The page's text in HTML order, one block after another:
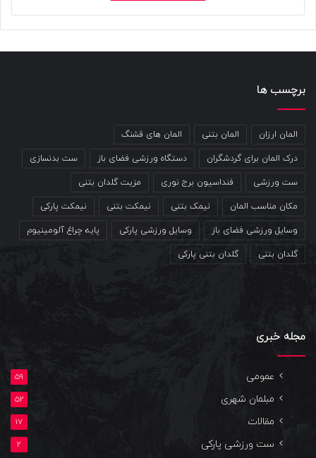
برچسب ها
المان ارزان المان بتنی المان های قشنگ
درک المان برای گردشگران دستگاه ورزشی فضای باز ست بدنسازی
ست ورزشی فنداسیون برج نوری مزیت گلدان بتنی
مکان مناسب المان نیمک بتنی نیمکت بتنی نیمکت پارکی
وسایل ورزشی فضای باز وسایل ورزشی پارکی پایه چراغ آلومینیوم
گلدان بتنی گلدان بتنی پارکی
مجله خبری
عمومی 59
مبلمان شهری 52
مقالات 17
ست ورزشی پارکی 2